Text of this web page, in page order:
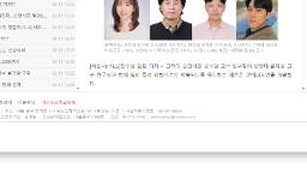
[속보]코스피, 301.88포인트(4.58%)
[속보]원·달러 환율, 0.7원 내린 1423.8
"여기 떨어졌다"…다누리, 스페이스X